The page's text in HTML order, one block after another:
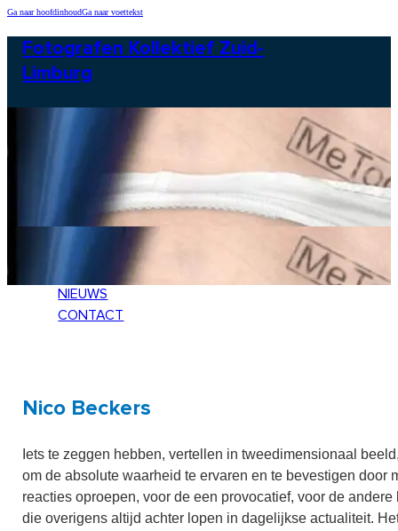
Ga naar hoofdinhoudGa naar voettekst
Fotografen Kollektief Zuid-
Limburg
CONTACT
NIEUWS
CONTACT
Nico Beckers
Iets te zeggen hebben, vertellen in tweedimensionaal
om de absolute waarheid te ervaren en te bevestigen
reacties oproepen, voor de een provocatief, voor de
die overigens altijd achter lopen in dagelijkse actualiteit.